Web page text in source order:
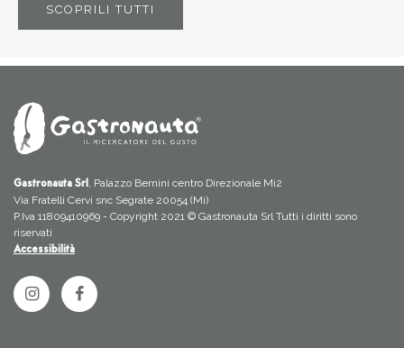
SCOPRILI TUTTI
Gastronauta Srl, Palazzo Bernini centro Direzionale Mi2
Via Fratelli Cervi snc Segrate 20054 (Mi)
P.Iva 11809410969 - Copyright 2021 © Gastronauta Srl Tutti i diritti sono
riservati
Accessibilità